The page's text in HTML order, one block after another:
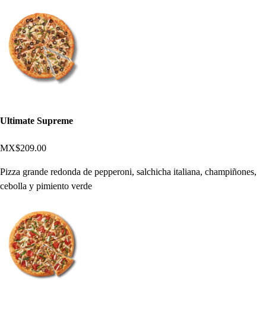
Ultimate Supreme
MX$209.00
Pizza grande redonda de pepperoni, salchicha italiana, champiñones,
cebolla y pimiento verde